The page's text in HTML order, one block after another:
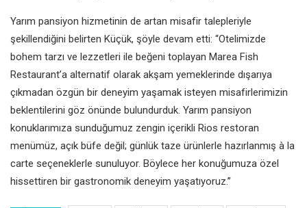
Yarım pansiyon hizmetinin de artan misafir talepleriyle
şekillendiğini belirten Küçük, şöyle devam etti: “Otelimizde
bohem tarzı ve lezzetleri ile beğeni toplayan Marea Fish
Restaurant’a alternatif olarak akşam yemeklerinde dışarıya
çıkmadan özgün bir deneyim yaşamak isteyen misafirlerimizin
beklentilerini göz önünde bulundurduk. Yarım pansiyon
konuklarımıza sunduğumuz zengin içerikli Rios restoran
menümüz, açık büfe değil; günlük taze ürünlerle hazırlanmış à la
carte seçeneklerle sunuluyor. Böylece her konuğumuza özel
hissettiren bir gastronomik deneyim yaşatıyoruz.”